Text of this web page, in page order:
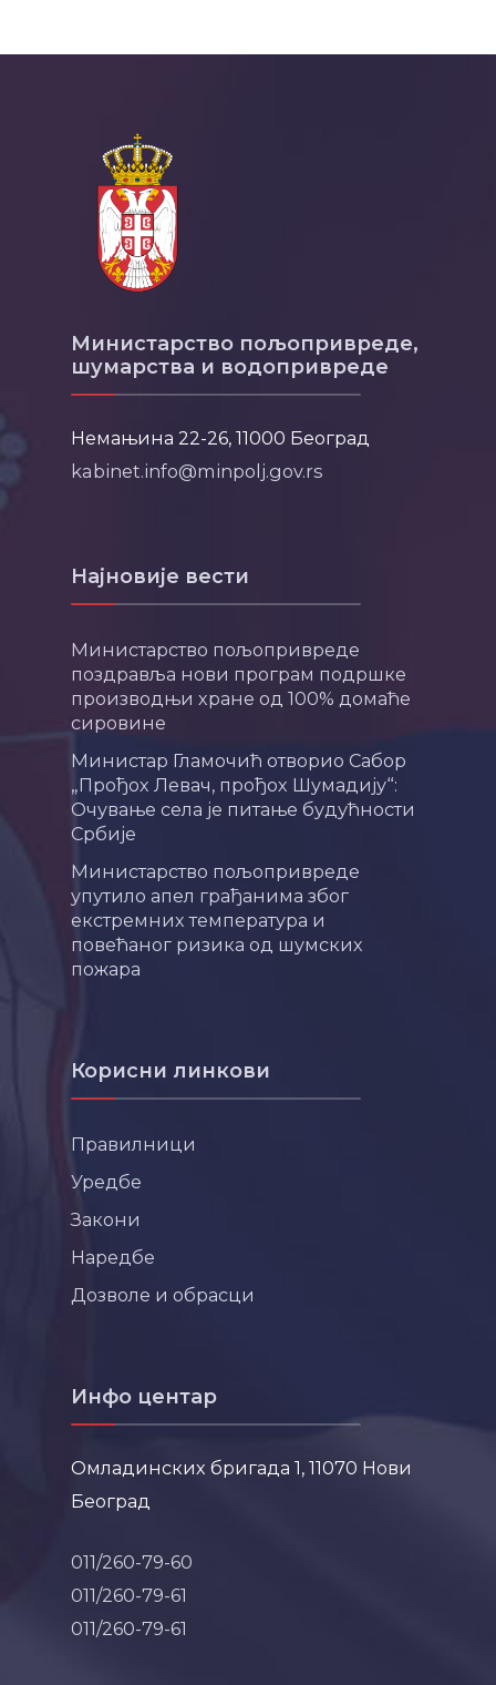
Министарство пољопривреде,
шумарства и водопривреде
Немањина 22-26, 11000 Београд
kabinet.info@minpolj.gov.rs
Најновије вести
Министарство пољопривреде
поздравља нови програм подршке
производњи хране од 100% домаће
сировине
Министар Гламочић отворио Сабор
„Прођох Левач, прођох Шумадију“:
Очување села је питање будућности
Србије
Министарство пољопривреде
упутило апел грађанима због
екстремних температура и
повећаног ризика од шумских
пожара
Корисни линкови
Правилници
Уредбе
Закони
Наредбе
Дозволе и обрасци
Инфо центар
Омладинских бригада 1, 11070 Нови
Београд
011/260-79-60
011/260-79-61
011/260-79-61